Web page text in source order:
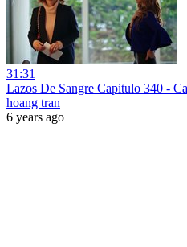
31:31
Lazos De Sangre Capitulo 340 -
hoang tran
6 years ago